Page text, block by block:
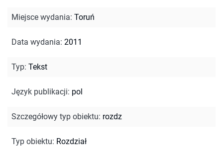
Miejsce wydania: Toruń
Data wydania: 2011
Typ: Tekst
Język publikacji: pol
Szczegółowy typ obiektu: rozdz
Typ obiektu: Rozdział